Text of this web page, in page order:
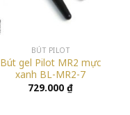
BÚT PILOT
Bút gel Pilot MR2 mực
xanh BL-MR2-7
729.000 ₫